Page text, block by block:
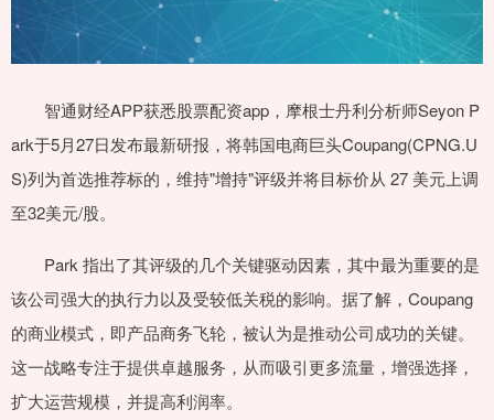
智通财经APP获悉股票配资app，摩根士丹利分析师Seyon P
ark于5月27日发布最新研报，将韩国电商巨头Coupang(CPNG.U
S)列为首选推荐标的，维持"增持"评级并将目标价从 27 美元上调
至32美元/股。
Park 指出了其评级的几个关键驱动因素，其中最为重要的是
该公司强大的执行力以及受较低关税的影响。据了解，Coupang
的商业模式，即产品商务飞轮，被认为是推动公司成功的关键。
这一战略专注于提供卓越服务，从而吸引更多流量，增强选择，
扩大运营规模，并提高利润率。